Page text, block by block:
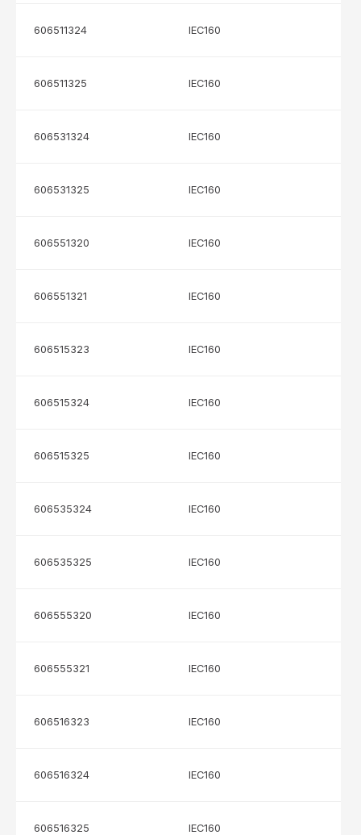
606511324 IEC160
606511325 IEC160
606531324 IEC160
606531325 IEC160
606551320 IEC160
606551321 IEC160
606515323 IEC160
606515324 IEC160
606515325 IEC160
606535324 IEC160
606535325 IEC160
606555320 IEC160
606555321 IEC160
606516323 IEC160
606516324 IEC160
606516325 IEC160